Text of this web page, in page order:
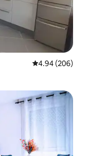
औसत रेटिंग 5 में से
4.94 (206)